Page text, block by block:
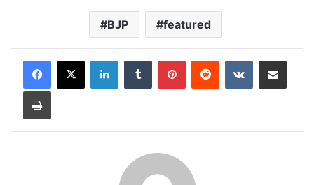
BJP featured
LinkedInTumblr PinterestReddit VKontakteShare via Email
Print